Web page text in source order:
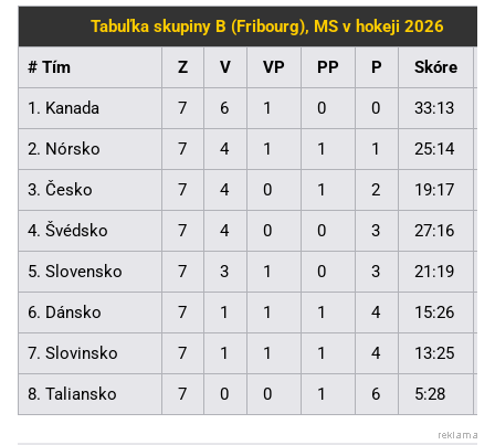
Tabuľka skupiny B (Fribourg), MS v hokeji 2026
# Tím Z V VP PP P Skóre
1. Kanada 7 6 1 0 0 33:13
2. Nórsko 7 4 1 1 1 25:14
3. Česko 7 4 0 1 2 19:17
4. Švédsko 7 4 0 0 3 27:16
5. Slovensko 7 3 1 0 3 21:19
6. Dánsko 7 1 1 1 4 15:26
7. Slovinsko 7 1 1 1 4 13:25
8. Taliansko 7 0 0 1 6 5:28